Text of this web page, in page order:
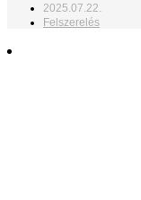
2025.07.22.
Felszerelés